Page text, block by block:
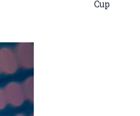
Cup